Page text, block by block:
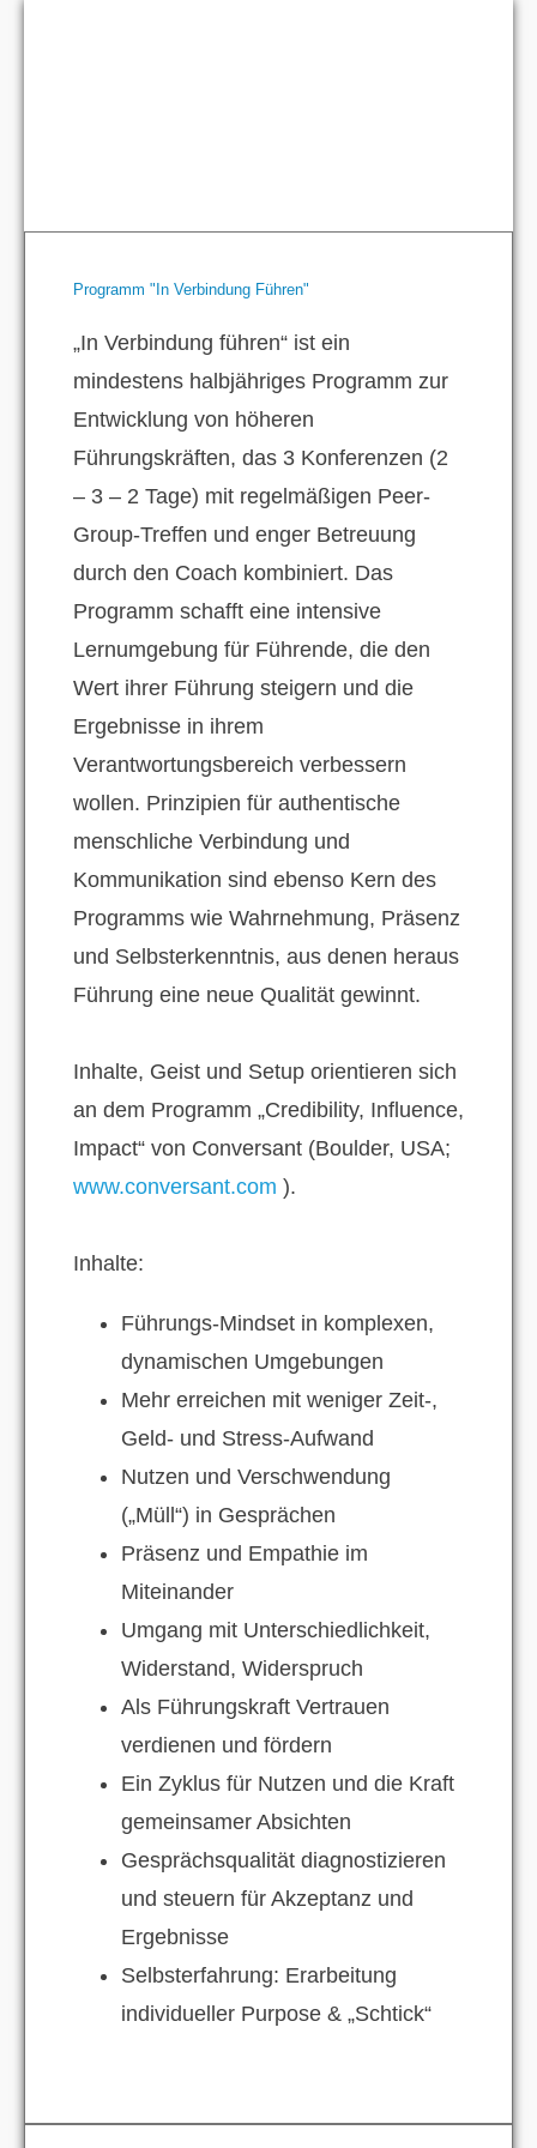
Programm "In Verbindung Führen"
„In Verbindung führen“ ist ein
mindestens halbjähriges Programm zur
Entwicklung von höheren
Führungskräften, das 3 Konferenzen (2
– 3 – 2 Tage) mit regelmäßigen Peer-
Group-Treffen und enger Betreuung
durch den Coach kombiniert. Das
Programm schafft eine intensive
Lernumgebung für Führende, die den
Wert ihrer Führung steigern und die
Ergebnisse in ihrem
Verantwortungsbereich verbessern
wollen. Prinzipien für authentische
menschliche Verbindung und
Kommunikation sind ebenso Kern des
Programms wie Wahrnehmung, Präsenz
und Selbsterkenntnis, aus denen heraus
Führung eine neue Qualität gewinnt.
Inhalte, Geist und Setup orientieren sich
an dem Programm „Credibility, Influence,
Impact“ von Conversant (Boulder, USA;
www.conversant.com ).
Inhalte:
Führungs-Mindset in komplexen,
dynamischen Umgebungen
Mehr erreichen mit weniger Zeit-,
Geld- und Stress-Aufwand
Nutzen und Verschwendung
(„Müll“) in Gesprächen
Präsenz und Empathie im
Miteinander
Umgang mit Unterschiedlichkeit,
Widerstand, Widerspruch
Als Führungskraft Vertrauen
verdienen und fördern
Ein Zyklus für Nutzen und die Kraft
gemeinsamer Absichten
Gesprächsqualität diagnostizieren
und steuern für Akzeptanz und
Ergebnisse
Selbsterfahrung: Erarbeitung
individueller Purpose & „Schtick“